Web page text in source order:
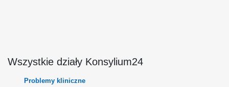
Wszystkie działy Konsylium24
Problemy kliniczne